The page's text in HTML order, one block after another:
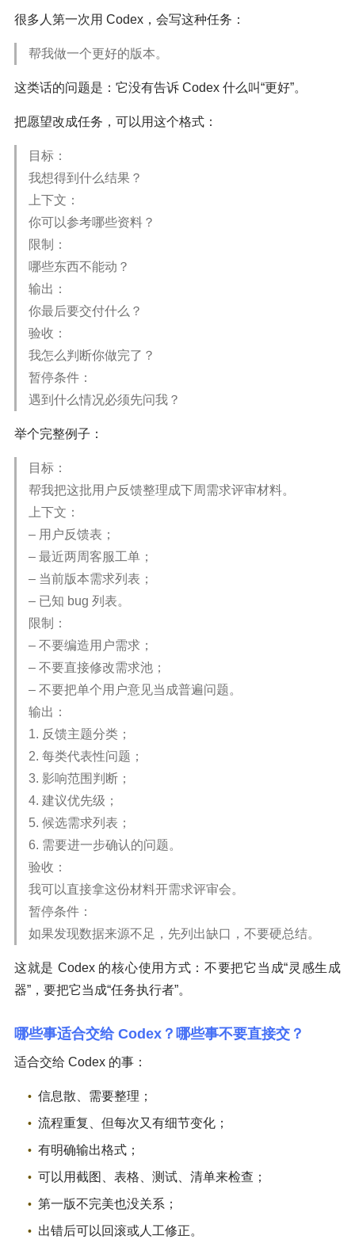
很多人第一次用 Codex，会写这种任务：
帮我做一个更好的版本。
这类话的问题是：它没有告诉 Codex 什么叫“更好”。
把愿望改成任务，可以用这个格式：
目标：
我想得到什么结果？
上下文：
你可以参考哪些资料？
限制：
哪些东西不能动？
输出：
你最后要交付什么？
验收：
我怎么判断你做完了？
暂停条件：
遇到什么情况必须先问我？
举个完整例子：
目标：
帮我把这批用户反馈整理成下周需求评审材料。
上下文：
– 用户反馈表；
– 最近两周客服工单；
– 当前版本需求列表；
– 已知 bug 列表。
限制：
– 不要编造用户需求；
– 不要直接修改需求池；
– 不要把单个用户意见当成普遍问题。
输出：
1. 反馈主题分类；
2. 每类代表性问题；
3. 影响范围判断；
4. 建议优先级；
5. 候选需求列表；
6. 需要进一步确认的问题。
验收：
我可以直接拿这份材料开需求评审会。
暂停条件：
如果发现数据来源不足，先列出缺口，不要硬总结。
这就是 Codex 的核心使用方式：不要把它当成“灵感生成
器”，要把它当成“任务执行者”。
哪些事适合交给 Codex？哪些事不要直接交？
适合交给 Codex 的事：
信息散、需要整理；
流程重复、但每次又有细节变化；
有明确输出格式；
可以用截图、表格、测试、清单来检查；
第一版不完美也没关系；
出错后可以回滚或人工修正。